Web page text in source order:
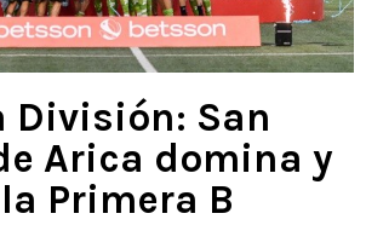
División: San
Arica domina y
Primera B